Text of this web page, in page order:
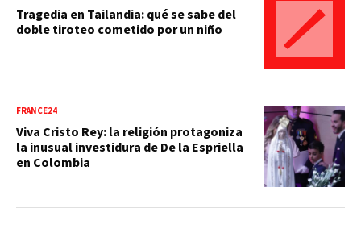
Tragedia en Tailandia: qué se sabe del
doble tiroteo cometido por un niño
FRANCE24
Viva Cristo Rey: la religión protagoniza
la inusual investidura de De la Espriella
en Colombia